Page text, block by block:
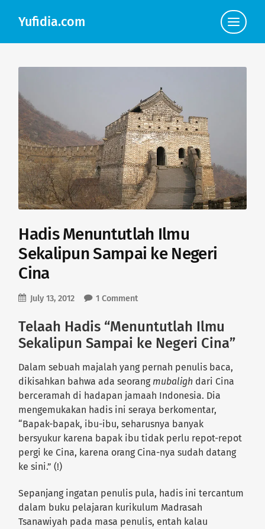
Yufidia.com
Click
to
view
Hadis Menuntutlah Ilmu
Sekalipun Sampai ke Negeri
Cina
July 13, 2012 1 Comment
Telaah Hadis “Menuntutlah Ilmu
Sekalipun Sampai ke Negeri Cina”
Dalam sebuah majalah yang pernah penulis baca,
dikisahkan bahwa ada seorang mubaligh dari Cina
berceramah di hadapan jamaah Indonesia. Dia
mengemukakan hadis ini seraya berkomentar,
“Bapak-bapak, ibu-ibu, seharusnya banyak
bersyukur karena bapak ibu tidak perlu repot-repot
pergi ke Cina, karena orang Cina-nya sudah datang
ke sini.” (!)
Sepanjang ingatan penulis pula, hadis ini tercantum
dalam buku pelajaran kurikulum Madrasah
Tsanawiyah pada masa penulis, entah kalau